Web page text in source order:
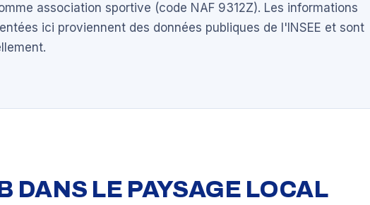
association sportive (code NAF 9312Z). Les informations
ici proviennent des données publiques de l'INSEE et sont
DANS LE PAYSAGE LOCAL